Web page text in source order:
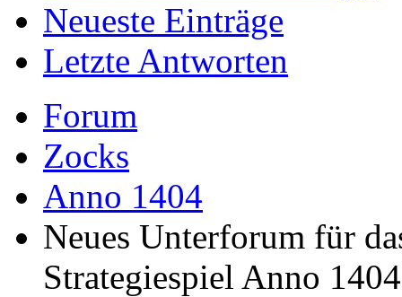
Neueste Einträge
Letzte Antworten
Forum
Zocks
Anno 1404
Neues Unterforum für
Strategiespiel Anno 1404